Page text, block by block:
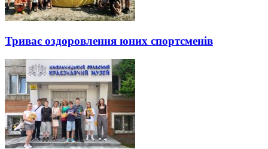
Триває оздоровлення юних спортсменів